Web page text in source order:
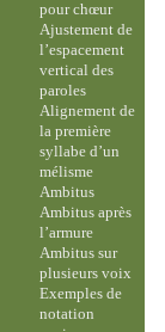
pour chœur
Ajustement de
l’espacement
vertical des
paroles
Alignement de
la première
syllabe d’un
mélisme
Ambitus
Ambitus après
l’armure
Ambitus sur
plusieurs voix
Exemples de
notation